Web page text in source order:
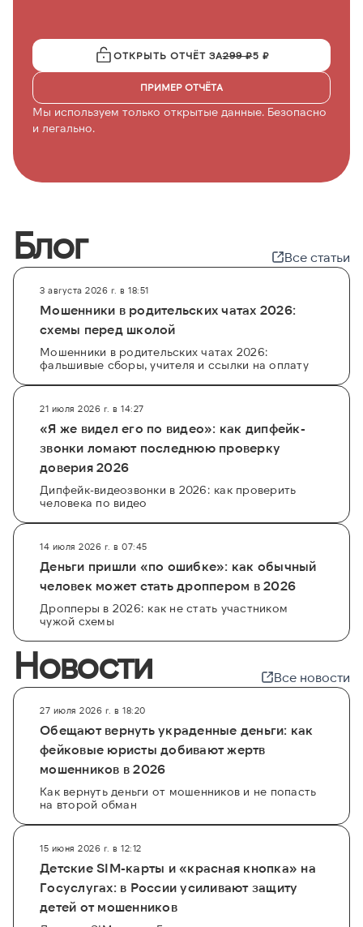
ОТКРЫТЬ ОТЧЁТ ЗА299 ₽5 ₽
ПРИМЕР ОТЧЁТА
Мы используем только открытые данные. Безопасно
и легально.
Блог Все статьи
3 августа 2026 г. в 18:51
Мошенники в родительских чатах 2026:
схемы перед школой
Мошенники в родительских чатах 2026:
фальшивые сборы, учителя и ссылки на оплату
21 июля 2026 г. в 14:27
«Я же видел его по видео»: как дипфейк-
звонки ломают последнюю проверку
доверия 2026
Дипфейк-видеозвонки в 2026: как проверить
человека по видео
14 июля 2026 г. в 07:45
Деньги пришли «по ошибке»: как обычный
человек может стать дроппером в 2026
Дропперы в 2026: как не стать участником
чужой схемы
Новости Все новости
27 июля 2026 г. в 18:20
Обещают вернуть украденные деньги: как
фейковые юристы добивают жертв
мошенников в 2026
Как вернуть деньги от мошенников и не попасть
на второй обман
15 июня 2026 г. в 12:12
Детские SIM-карты и «красная кнопка» на
Госуслугах: в России усиливают защиту
детей от мошенников